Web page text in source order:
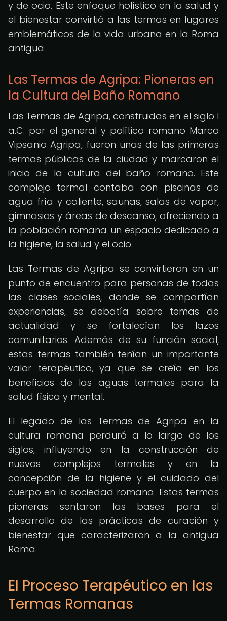
y de ocio. Este enfoque holístico en la salud y
el bienestar convirtió a las termas en lugares
emblemáticos de la vida urbana en la Roma
antigua.
Las Termas de Agripa: Pioneras en
la Cultura del Baño Romano
Las Termas de Agripa, construidas en el siglo I
a.C. por el general y político romano Marco
Vipsanio Agripa, fueron unas de las primeras
termas públicas de la ciudad y marcaron el
inicio de la cultura del baño romano. Este
complejo termal contaba con piscinas de
agua fría y caliente, saunas, salas de vapor,
gimnasios y áreas de descanso, ofreciendo a
la población romana un espacio dedicado a
la higiene, la salud y el ocio.
Las Termas de Agripa se convirtieron en un
punto de encuentro para personas de todas
las clases sociales, donde se compartían
experiencias, se debatía sobre temas de
actualidad y se fortalecían los lazos
comunitarios. Además de su función social,
estas termas también tenían un importante
valor terapéutico, ya que se creía en los
beneficios de las aguas termales para la
salud física y mental.
El legado de las Termas de Agripa en la
cultura romana perduró a lo largo de los
siglos, influyendo en la construcción de
nuevos complejos termales y en la
concepción de la higiene y el cuidado del
cuerpo en la sociedad romana. Estas termas
pioneras sentaron las bases para el
desarrollo de las prácticas de curación y
bienestar que caracterizaron a la antigua
Roma.
El Proceso Terapéutico en las
Termas Romanas